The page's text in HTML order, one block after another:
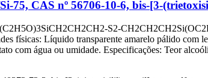
75, CAS nº 56706-10-6, bis-[3-
S2-
físicas: Líquido transparente amarelo pálido com
com água ou umidade. Especificações: Teor